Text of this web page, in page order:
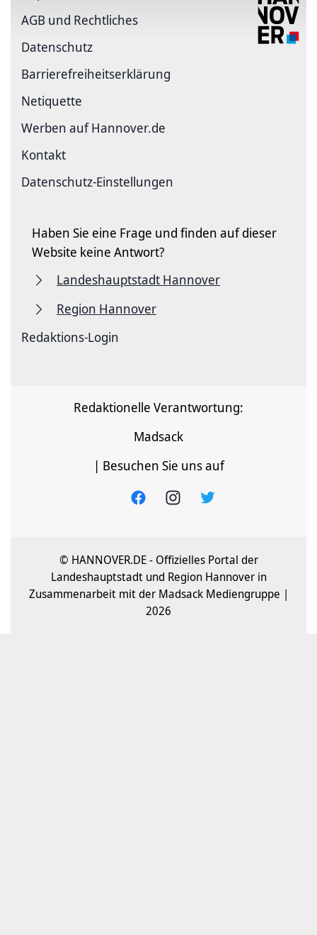
AGB und Rechtliches
Datenschutz
Barriere­freiheits­erklärung
Netiquette
Werben auf Hannover.de
Kontakt
Datenschutz-Einstellungen
Haben Sie eine Frage und finden auf dieser
Website keine Antwort?
Landeshauptstadt Hannover
Region Hannover
Redaktions-Login
Redaktionelle Verantwortung:
Madsack
| Besuchen Sie uns auf
© HANNOVER.DE - Offizielles Portal der
Landeshauptstadt und Region Hannover in
Zusammenarbeit mit der Madsack Mediengruppe |
2026